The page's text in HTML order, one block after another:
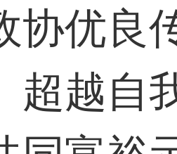
协优良
超越自